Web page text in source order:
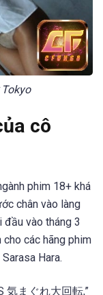
cô
phim 18+ khá
chân vào làng
vào tháng 3
các hãng phim
Hara.
気まぐれ大回転,”